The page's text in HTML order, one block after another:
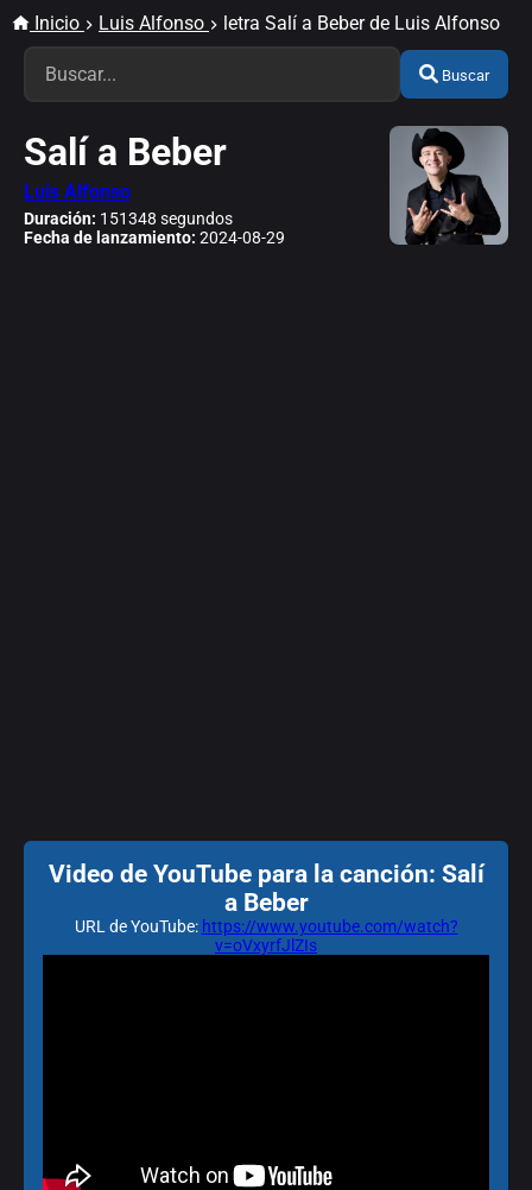
Inicio Luis Alfonso letra Salí a Beber de Luis Alfonso
Buscar
Salí a Beber
Luis Alfonso
Duración: 151348 segundos
Fecha de lanzamiento: 2024-08-29
Video de YouTube para la canción: Salí
a Beber
URL de YouTube: https://www.youtube.com/watch?
v=oVxyrfJlZIs